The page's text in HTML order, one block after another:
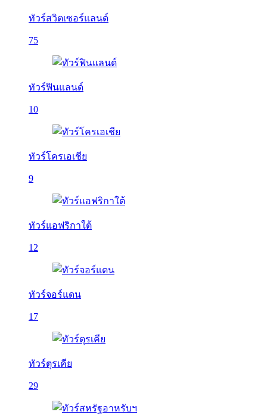
ทัวร์สวิตเซอร์แลนด์
75
ทัวร์ฟินแลนด์
10
ทัวร์โครเอเชีย
9
ทัวร์แอฟริกาใต้
12
ทัวร์จอร์แดน
17
ทัวร์ตุรเคีย
29